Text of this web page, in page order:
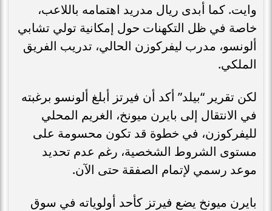
وايت. كما أبدى ريال مدريد اهتمامه باللاعب،
خاصة في ظل التكهنات حول إمكانية تولي تشابي
ألونسو، مدرب ليفركوزن الحالي، تدريب الفريق
الملكي.
لكن تقرير “بيلد” أكد أن فيرتز أبلغ ألونسو برغبته
في الانتقال إلى بايرن ميونخ، الغريم المحلي
لليفركوزن، في خطوة قد تكون محسومة على
مستوى الشروط الشخصية، رغم عدم تحديد
موعد رسمي لإتمام الصفقة حتى الآن.
بايرن ميونخ يضع فيرتز كأحد أولوياته في سوق